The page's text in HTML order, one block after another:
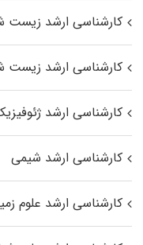
کارشناسی ارشد زیست‌
کارشناسی ارشد زیست‌
کارشناسی ارشد
کارشناسی ارشد شیمی
کارشناسی ارشد علوم